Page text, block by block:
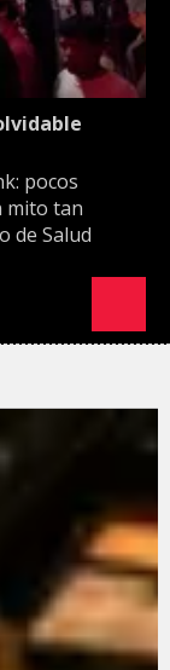
pocos
mito tan
de Salud